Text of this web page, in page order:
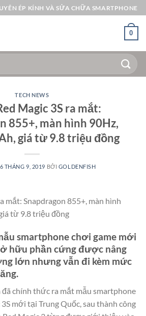
ÉP KÍNH VÀ SỬA CHỮA SMARTPHONE
0
TECH NEWS
Magic 3S ra mắt:
855+, màn hình 90Hz,
giá từ 9.8 triệu đồng
6 THÁNG 9, 2019 BỞI GOLDENFISH
mắt: Snapdragon 855+, màn hình
từ 9.8 triệu đồng
smartphone chơi game mới
hữu phần cứng được nâng
lớn nhưng vẫn đi kèm mức
chính thức ra mắt mẫu smartphone
mới tại Trung Quốc, sau thành công